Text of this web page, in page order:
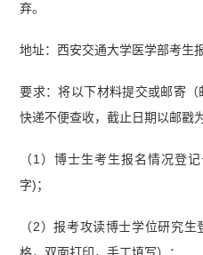
弃。
地址：西安交通大学医学部考生
要求：将以下材料提交或邮寄
快递不便查收，截止日期以邮戳
（1）博士生考生报名情况登
字)；
（2）报考攻读博士学位研究